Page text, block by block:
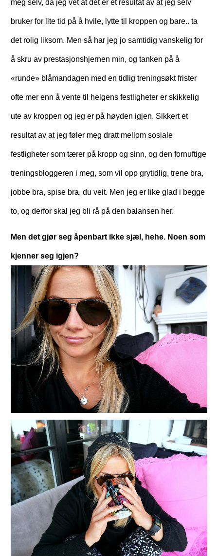
meg selv, da jeg vet at det er et resultat av at jeg selv
bruker for lite tid på å hvile, lytte til kroppen og bare.. ta
det rolig liksom. Men så har jeg jo samtidig vanskelig for
å skru av prestasjonshjernen min, og tanken på å
«runde» blåmandagen med en tidlig treningsøkt frister
ofte mer enn å vente til helgens festligheter er skikkelig
ute av kroppen og jeg er på høyden igjen. Sikkert et
resultat av at jeg føler meg dratt mellom sosiale
festligheter som tærer på kropp og sinn, og den fornuftige
treningsbloggeren i meg, som vil opp grytidlig, trene bra,
jobbe bra, spise bra, du veit. Men jeg er like glad i begge
to, og derfor skal jeg bli rå på den balansen her.
Men det gjør seg åpenbart ikke sjæl, hehe. Noen som
kjenner seg igjen?